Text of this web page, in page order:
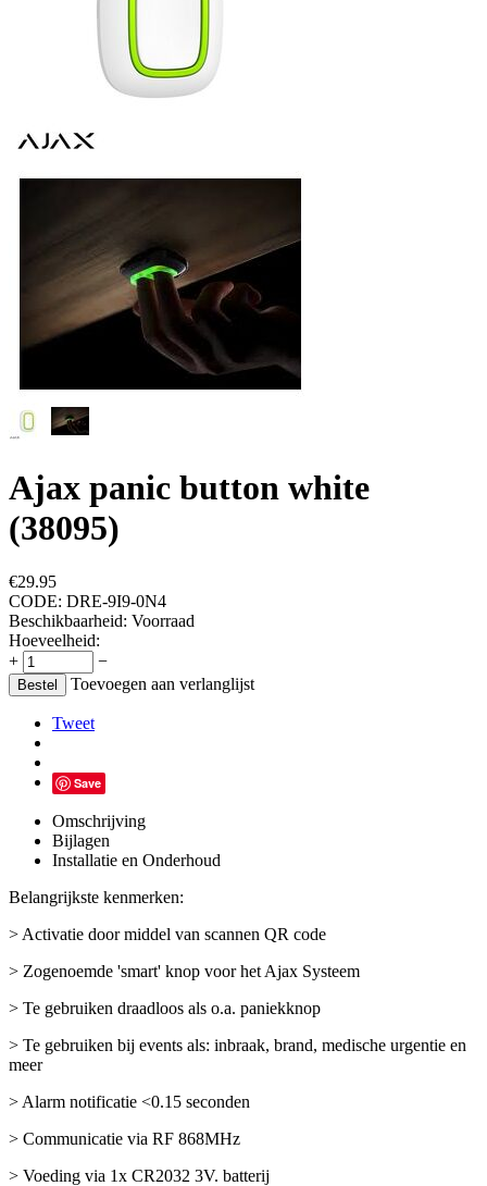
Ajax panic button white
(38095)
€29.95
CODE: DRE-9I9-0N4
Beschikbaarheid: Voorraad
Hoeveelheid:
+
−
Bestel Toevoegen aan verlanglijst
Tweet
Save
Omschrijving
Bijlagen
Installatie en Onderhoud
Belangrijkste kenmerken:
> Activatie door middel van scannen QR code
> Zogenoemde 'smart' knop voor het Ajax Systeem
> Te gebruiken draadloos als o.a. paniekknop
> Te gebruiken bij events als: inbraak, brand, medische urgentie en
meer
> Alarm notificatie <0.15 seconden
> Communicatie via RF 868MHz
> Voeding via 1x CR2032 3V. batterij